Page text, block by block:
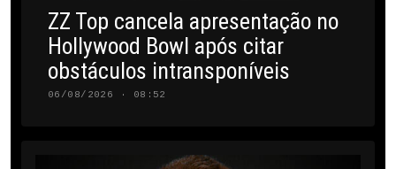
ZZ Top cancela apresentação no
Hollywood Bowl após citar
obstáculos intransponíveis
06/08/2026 · 08:52